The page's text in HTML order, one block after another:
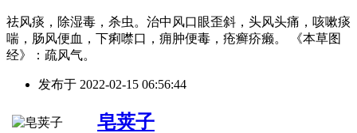
祛风痰，除湿毒，杀虫。治中风口眼歪斜，头风头痛，咳嗽痰
喘，肠风便血，下痢噤口，痈肿便毒，疮癣疥癞。 《本草图
经》：疏风气。
发布于 2022-02-15 06:56:44
皂荚子